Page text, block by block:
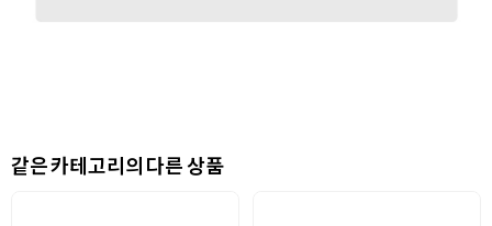
같은 카테고리의 다른 상품